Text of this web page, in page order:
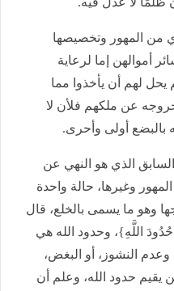
من المهور وتخصيصها
أموالهن إما لرعاية
يحل لهم أن يأخذوا مما
عن ملكهم فلأن لا
بالبضع أولى وأحرى.
الذي هو النهي عن
وغيرها، حالة واحدة
وهو ما يسمى بالخلع، قال
حُدُودَ اللَّهِ}، وحدود الله هي
النشوز، أو البغض،
يقيم حدود الله، وعلم أن